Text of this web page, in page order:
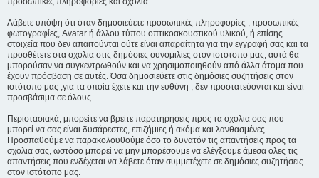
Λάβετε υπόψη ότι όταν δημοσιεύετε προσωπικές πληροφορίες , προσωπικές
φωτογραφίες, Avatar ή άλλου τύπου οπτικοακουστικού υλικού, ή επίσης
στοιχεία που δεν απαιτούνται ούτε είναι απαραίτητα για την εγγραφή σας και τα
προσθέτετε στα σχόλια στις δημόσιες συνομιλίες στον ιστότοπο μας, αυτά θα
μπορούσαν να συγκεντρωθούν και να χρησιμοποιηθούν από άλλα άτομα που
έχουν πρόσβαση σε αυτές. Όσα δημοσιεύετε στις δημόσιες συζητήσεις στον
ιστότοπο μας ,για τα οποία έχετε και την ευθύνη , δεν προστατεύονται και είναι
προσβάσιμα σε όλους.
Περιστασιακά, μπορείτε να βρείτε παρατηρήσεις προς τα σχόλια σας που
μπορεί να σας είναι δυσάρεστες, επιζήμιες ή ακόμα και λανθασμένες.
Προσπαθούμε να παρακολουθούμε όσο το δυνατόν τις απαντήσεις προς τα
σχόλια σας, ωστόσο μπορεί να μην μπορέσουμε να ελέγξουμε άμεσα όλες τις
απαντήσεις που ενδέχεται να λάβετε όταν συμμετέχετε σε δημόσιες συζητήσεις
στον ιστότοπο μας.